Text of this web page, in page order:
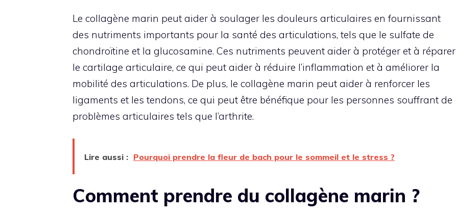
Le collagène marin peut aider à soulager les douleurs articulaires en fournissant
des nutriments importants pour la santé des articulations, tels que le sulfate de
chondroïtine et la glucosamine. Ces nutriments peuvent aider à protéger et à réparer
le cartilage articulaire, ce qui peut aider à réduire l’inflammation et à améliorer la
mobilité des articulations. De plus, le collagène marin peut aider à renforcer les
ligaments et les tendons, ce qui peut être bénéfique pour les personnes souffrant de
problèmes articulaires tels que l’arthrite.
Lire aussi : Pourquoi prendre la fleur de bach pour le sommeil et le stress ?
Comment prendre du collagène marin ?